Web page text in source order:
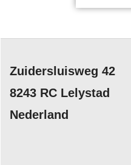
Zuidersluisweg 42
8243 RC Lelystad
Nederland